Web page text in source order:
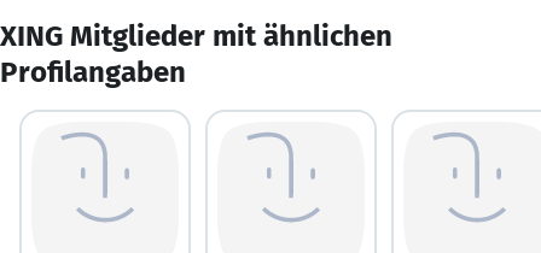
XING Mitglieder mit ähnlichen
Profilangaben